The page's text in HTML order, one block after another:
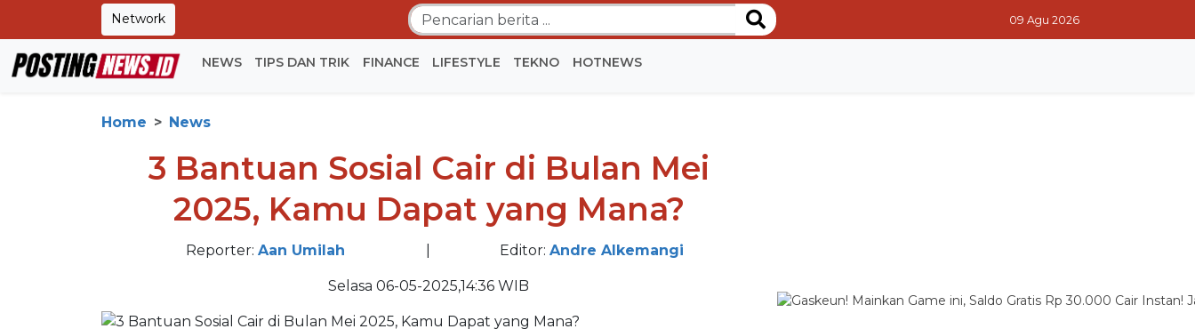
Network 09 Agu 2026
NEWS TIPS DAN TRIK FINANCE LIFESTYLE TEKNO HOTNEWS
Home News
3 Bantuan Sosial Cair di Bulan Mei
2025, Kamu Dapat yang Mana?
Reporter: Aan Umilah Editor:Andre Alkemangi
Selasa 06-05-2025,14:36 WIB